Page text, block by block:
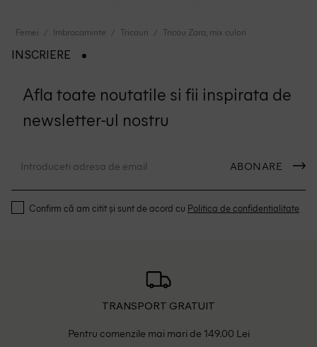
Femei Imbracaminte Tricouri Tricou Zara, mix culori
INSCRIERE
Afla toate noutatile si fii inspirata de
newsletter-ul nostru
ABONARE
Confirm că am citit și sunt de acord cu Politica de confidentialitate
TRANSPORT GRATUIT
Pentru comenzile mai mari de 149.00 Lei